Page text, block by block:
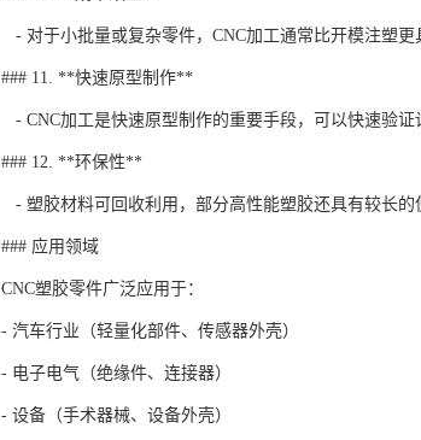
- 对于小批量或复杂零件，CNC加工通常比开模注塑
### 11. **快速原型制作**
- CNC加工是快速原型制作的重要手段，可以快速验证
### 12. **环保性**
- 塑胶材料可回收利用，部分高性能塑胶还具有较长的
### 应用领域
CNC塑胶零件广泛应用于：
- 汽车行业（轻量化部件、传感器外壳）
- 电子电气（绝缘件、连接器）
- 设备（手术器械、设备外壳）